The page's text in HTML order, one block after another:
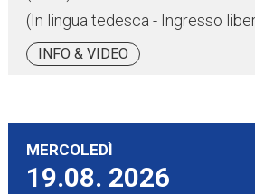
(In lingua tedesca - Ingresso
INFO & VIDEO
MERCOLEDÌ
19.08. 2026